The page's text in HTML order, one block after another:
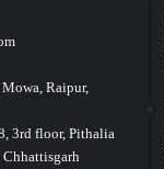
Raipur,
3rd floor, Pithalia
Chhattisgarh